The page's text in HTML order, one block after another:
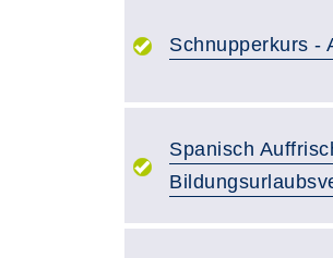
Schnupperkurs -
Spanisch